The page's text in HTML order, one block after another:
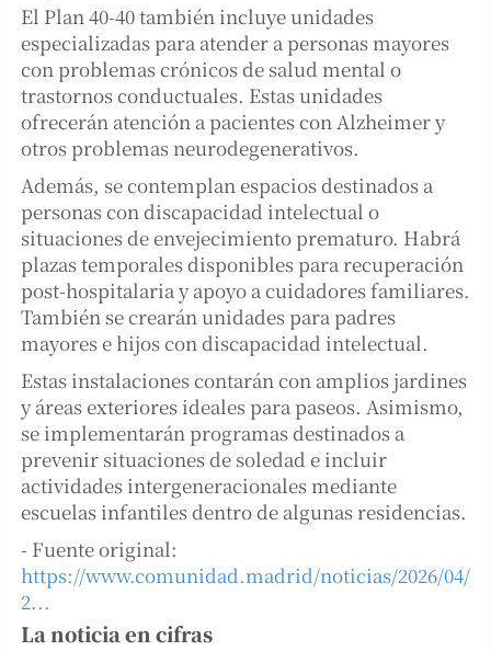
El Plan 40-40 también incluye unidades
especializadas para atender a personas mayores
con problemas crónicos de salud mental o
trastornos conductuales. Estas unidades
ofrecerán atención a pacientes con Alzheimer y
otros problemas neurodegenerativos.
Además, se contemplan espacios destinados a
personas con discapacidad intelectual o
situaciones de envejecimiento prematuro. Habrá
plazas temporales disponibles para recuperación
post-hospitalaria y apoyo a cuidadores familiares.
También se crearán unidades para padres
mayores e hijos con discapacidad intelectual.
Estas instalaciones contarán con amplios jardines
y áreas exteriores ideales para paseos. Asimismo,
se implementarán programas destinados a
prevenir situaciones de soledad e incluir
actividades intergeneracionales mediante
escuelas infantiles dentro de algunas residencias.
- Fuente original:
https://www.comunidad.madrid/noticias/2026/04/
2...
La noticia en cifras